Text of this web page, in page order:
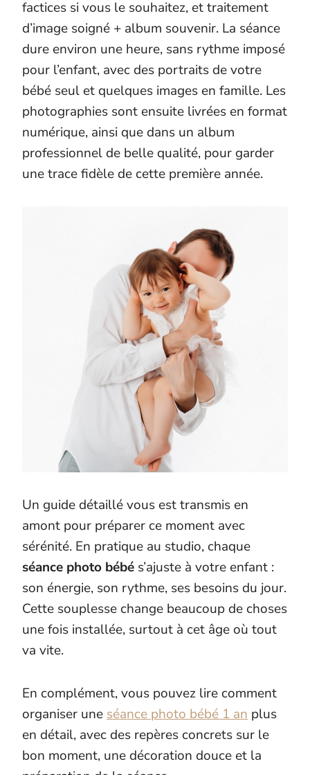
factices si vous le souhaitez, et traitement
d’image soigné + album souvenir. La séance
dure environ une heure, sans rythme imposé
pour l’enfant, avec des portraits de votre
bébé seul et quelques images en famille. Les
photographies sont ensuite livrées en format
numérique, ainsi que dans un album
professionnel de belle qualité, pour garder
une trace fidèle de cette première année.
Un guide détaillé vous est transmis en
amont pour préparer ce moment avec
sérénité. En pratique au studio, chaque
séance photo bébé s’ajuste à votre enfant :
son énergie, son rythme, ses besoins du jour.
Cette souplesse change beaucoup de choses
une fois installée, surtout à cet âge où tout
va vite.
En complément, vous pouvez lire comment
organiser une séance photo bébé 1 an plus
en détail, avec des repères concrets sur le
bon moment, une décoration douce et la